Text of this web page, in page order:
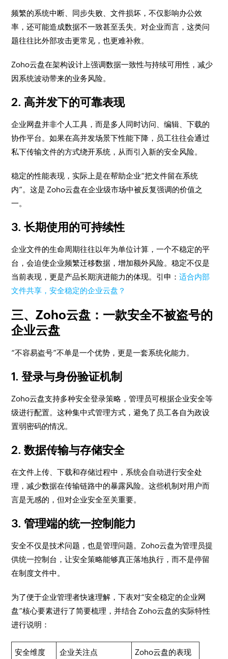
频繁的系统中断、同步失败、文件损坏，不仅影响办公效
率，还可能造成数据不一致甚至丢失。对企业而言，这类问
题往往比外部攻击更常见，也更难补救。
Zoho云盘在架构设计上强调数据一致性与持续可用性，减少
因系统波动带来的业务风险。
2. 高并发下的可靠表现
企业网盘并非个人工具，而是多人同时访问、编辑、下载的
协作平台。如果在高并发场景下性能下降，员工往往会通过
私下传输文件的方式绕开系统，从而引入新的安全风险。
稳定的性能表现，实际上是在帮助企业“把文件留在系统
内”。这是 Zoho云盘在企业级市场中被反复强调的价值之
一。
3. 长期使用的可持续性
企业文件的生命周期往往以年为单位计算，一个不稳定的平
台，会迫使企业频繁迁移数据，增加额外风险。稳定不仅是
当前表现，更是产品长期演进能力的体现。引申：适合内部
文件共享，安全稳定的企业云盘？
三、Zoho云盘：一款安全不被盗号的
企业云盘
“不容易盗号”不单是一个优势，更是一套系统化能力。
1. 登录与身份验证机制
Zoho云盘支持多种安全登录策略，管理员可根据企业安全等
级进行配置。这种集中式管理方式，避免了员工各自为政设
置弱密码的情况。
2. 数据传输与存储安全
在文件上传、下载和存储过程中，系统会自动进行安全处
理，减少数据在传输链路中的暴露风险。这些机制对用户而
言是无感的，但对企业安全至关重要。
3. 管理端的统一控制能力
安全不仅是技术问题，也是管理问题。Zoho云盘为管理员提
供统一控制台，让安全策略能够真正落地执行，而不是停留
在制度文件中。
为了便于企业管理者快速理解，下表对“安全稳定的企业网
盘”核心要素进行了简要梳理，并结合 Zoho云盘的实际特性
进行说明：
安全维度 企业关注点 Zoho云盘的表现